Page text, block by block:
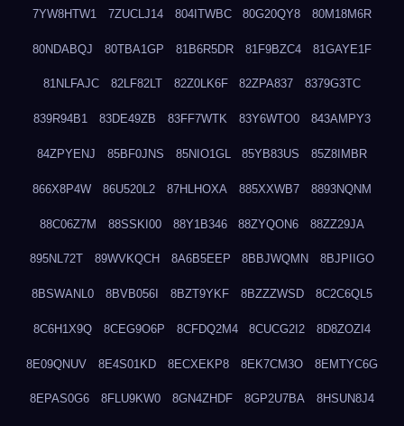
7YW8HTW1 7ZUCLJ14 804ITWBC 80G20QY8 80M18M6R
80NDABQJ 80TBA1GP 81B6R5DR 81F9BZC4 81GAYE1F
81NLFAJC 82LF82LT 82Z0LK6F 82ZPA837 8379G3TC
839R94B1 83DE49ZB 83FF7WTK 83Y6WTO0 843AMPY3
84ZPYENJ 85BF0JNS 85NIO1GL 85YB83US 85Z8IMBR
866X8P4W 86U520L2 87HLHOXA 885XXWB7 8893NQNM
88C06Z7M 88SSKI00 88Y1B346 88ZYQON6 88ZZ29JA
895NL72T 89WVKQCH 8A6B5EEP 8BBJWQMN 8BJPIIGO
8BSWANL0 8BVB056I 8BZT9YKF 8BZZZWSD 8C2C6QL5
8C6H1X9Q 8CEG9O6P 8CFDQ2M4 8CUCG2I2 8D8ZOZI4
8E09QNUV 8E4S01KD 8ECXEKP8 8EK7CM3O 8EMTYC6G
8EPAS0G6 8FLU9KW0 8GN4ZHDF 8GP2U7BA 8HSUN8J4